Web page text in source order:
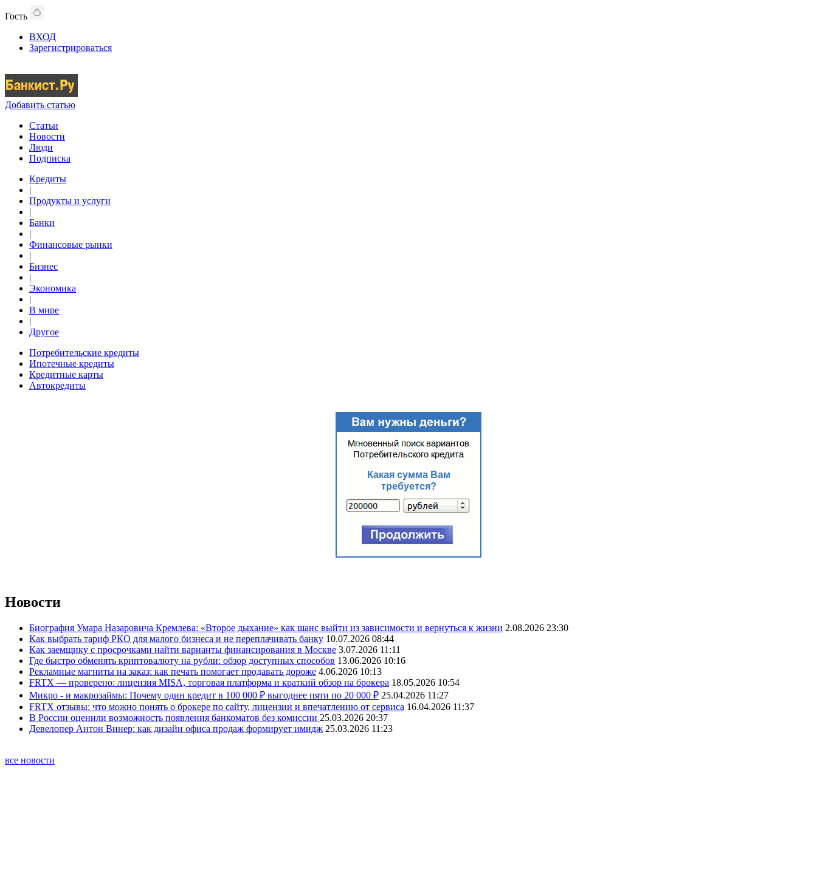
Гость
ВХОД
Зарегистрироваться
Добавить статью
Статьи
Новости
Люди
Подписка
Кредиты
|
Продукты и услуги
|
Банки
|
Финансовые рынки
|
Бизнес
|
Экономика
|
В мире
|
Другое
Потребительские кредиты
Ипотечные кредиты
Кредитные карты
Автокредиты
Новости
Биография Умара Назаровича Кремлева: «Второе дыхание» как шанс выйти из зависимости и вернуться к жизни 2.08.2026 23:30
Как выбрать тариф РКО для малого бизнеса и не переплачивать банку 10.07.2026 08:44
Как заемщику с просрочками найти варианты финансирования в Москве 3.07.2026 11:11
Где быстро обменять криптовалюту на рубли: обзор доступных способов 13.06.2026 10:16
Рекламные магниты на заказ: как печать помогает продавать дороже 4.06.2026 10:13
FRTX — проверено: лицензия MISA, торговая платформа и краткий обзор на брокера 18.05.2026 10:54
Микро - и макрозаймы: Почему один кредит в 100 000 ₽ выгоднее пяти по 20 000 ₽ 25.04.2026 11:27
FRTX отзывы: что можно понять о брокере по сайту, лицензии и впечатлению от сервиса 16.04.2026 11:37
В России оценили возможность появления банкоматов без комиссии 25.03.2026 20:37
Девелопер Антон Винер: как дизайн офиса продаж формирует имидж 25.03.2026 11:23
все новости